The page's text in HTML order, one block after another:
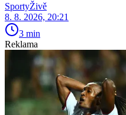
SportyŽivě
8. 8. 2026, 20:21
3 min
Reklama